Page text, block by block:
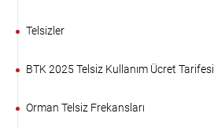
Telsizler
BTK 2025 Telsiz Kullanım Ücret Tarifesi
Orman Telsiz Frekansları